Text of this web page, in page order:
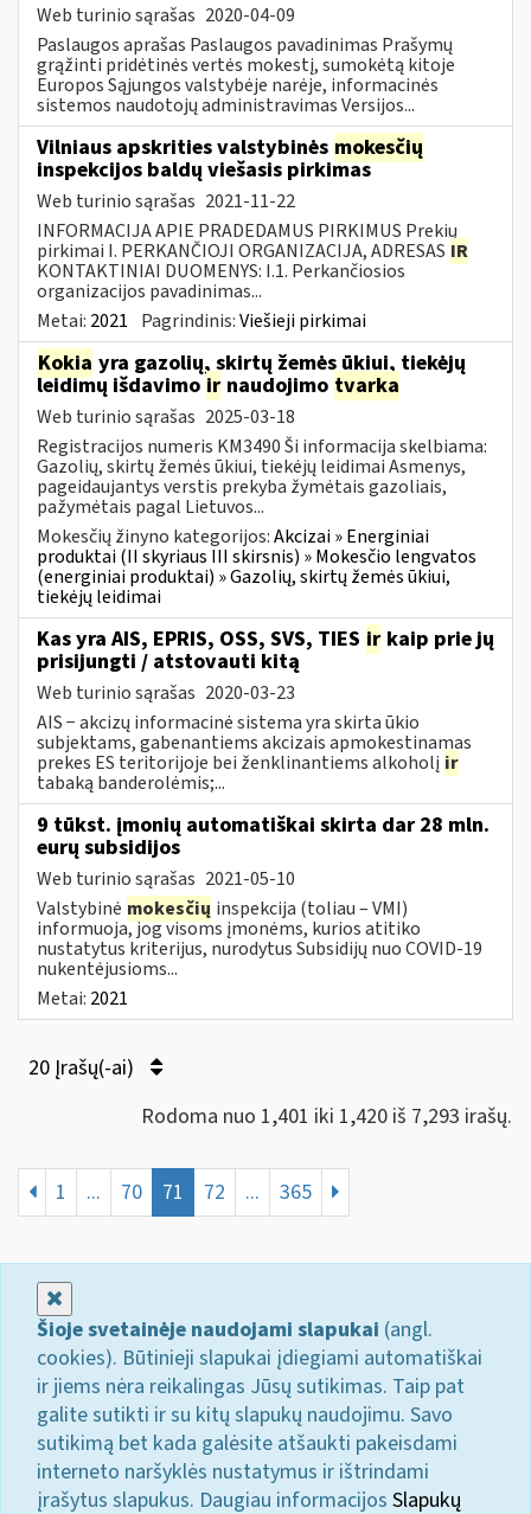
Web turinio sąrašas 2020-04-09
Paslaugos aprašas Paslaugos pavadinimas Prašymų
grąžinti pridėtinės vertės mokestį, sumokėtą kitoje
Europos Sąjungos valstybėje narėje, informacinės
sistemos naudotojų administravimas Versijos...
Vilniaus apskrities valstybinės mokesčių
inspekcijos baldų viešasis pirkimas
Web turinio sąrašas 2021-11-22
INFORMACIJA APIE PRADEDAMUS PIRKIMUS Prekių
pirkimai I. PERKANČIOJI ORGANIZACIJA, ADRESAS IR
KONTAKTINIAI DUOMENYS: I.1. Perkančiosios
organizacijos pavadinimas...
Metai: 2021 Pagrindinis:Viešieji pirkimai
Kokia yra gazolių, skirtų žemės ūkiui, tiekėjų
leidimų išdavimo ir naudojimo tvarka
Web turinio sąrašas 2025-03-18
Registracijos numeris KM3490 Ši informacija skelbiama:
Gazolių, skirtų žemės ūkiui, tiekėjų leidimai Asmenys,
pageidaujantys verstis prekyba žymėtais gazoliais,
pažymėtais pagal Lietuvos...
Mokesčių žinyno kategorijos:Akcizai » Energiniai
produktai (II skyriaus III skirsnis) » Mokesčio lengvatos
(energiniai produktai) » Gazolių, skirtų žemės ūkiui,
tiekėjų leidimai
Kas yra AIS, EPRIS, OSS, SVS, TIES ir kaip prie jų
prisijungti / atstovauti kitą
Web turinio sąrašas 2020-03-23
AIS − akcizų informacinė sistema yra skirta ūkio
subjektams, gabenantiems akcizais apmokestinamas
prekes ES teritorijoje bei ženklinantiems alkoholį ir
tabaką banderolėmis;...
9 tūkst. įmonių automatiškai skirta dar 28 mln.
eurų subsidijos
Web turinio sąrašas 2021-05-10
Valstybinė mokesčių inspekcija (toliau – VMI)
informuoja, jog visoms įmonėms, kurios atitiko
nustatytus kriterijus, nurodytus Subsidijų nuo COVID-19
nukentėjusioms...
Metai: 2021
20 Įrašų(-ai)
Rodoma nuo 1,401 iki 1,420 iš 7,293 irašų.
1 ... 70 71 72 ... 365
Šioje svetainėje naudojami slapukai (angl.
cookies). Būtinieji slapukai įdiegiami automatiškai
ir jiems nėra reikalingas Jūsų sutikimas. Taip pat
galite sutikti ir su kitų slapukų naudojimu. Savo
sutikimą bet kada galėsite atšaukti pakeisdami
interneto naršyklės nustatymus ir ištrindami
įrašytus slapukus. Daugiau informacijos Slapukų